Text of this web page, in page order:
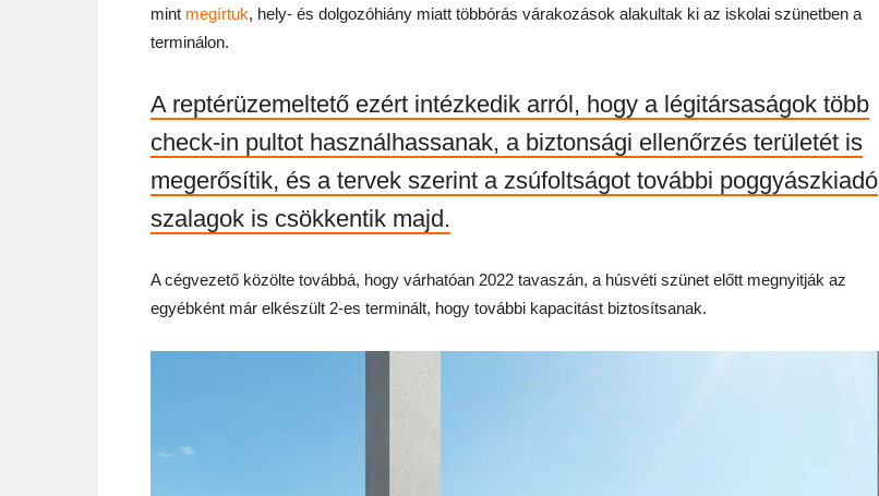
mint megírtuk, hely- és dolgozóhiány miatt többórás várakozások alakultak ki az iskolai szünetben a
terminálon.
A reptérüzemeltető ezért intézkedik arról, hogy a légitársaságok több
check-in pultot használhassanak, a biztonsági ellenőrzés területét is
megerősítik, és a tervek szerint a zsúfoltságot további poggyászkiadó
szalagok is csökkentik majd.
A cégvezető közölte továbbá, hogy várhatóan 2022 tavaszán, a húsvéti szünet előtt megnyitják az
egyébként már elkészült 2-es terminált, hogy további kapacitást biztosítsanak.